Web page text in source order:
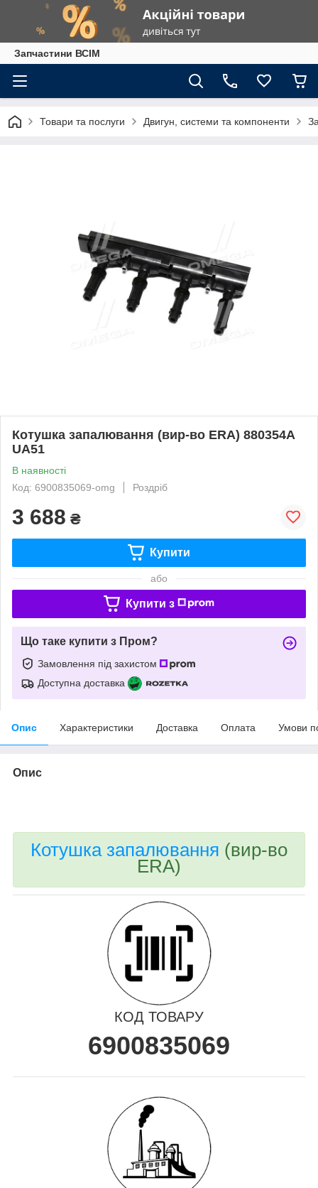
Запчастини ВСІМ
Товари та послуги Двигун, системи та компоненти
Котушка запалювання (вир-во ERA) 880354A
UA51
В наявності
Код: 6900835069-omg
Роздріб
3 688 ₴
Купити
або
Купити з
Що таке купити з Пром?
Замовлення під захистом
Доступна доставка
Опис Характеристики Доставка Оплата Умови
Опис
Котушка запалювання (вир-во
ERA)
КОД ТОВАРУ
6900835069